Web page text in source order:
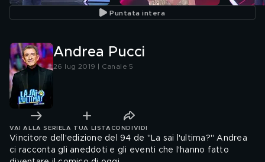
Puntata intera
Andrea Pucci
26 lug 2019 | Canale 5
VAI ALLA SERIE LA TUA LISTA CONDIVIDI
Vincitore dell'edizione del 94 de "La sai l'ultima?" Andrea
ci racconta gli aneddoti e gli eventi che l'hanno fatto